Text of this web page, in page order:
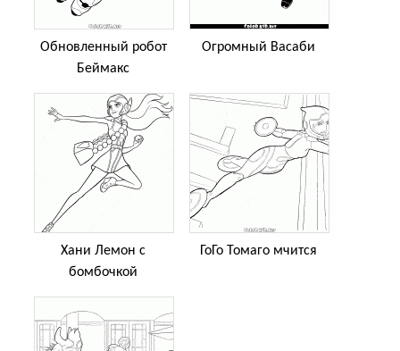
Обновленный робот
Беймакс
Огромный Васаби
Хани Лемон с
бомбочкой
ГоГо Томаго мчится